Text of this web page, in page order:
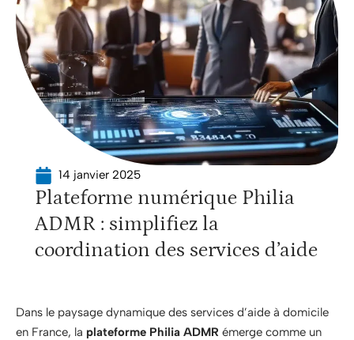
14 janvier 2025
Plateforme numérique Philia
ADMR : simplifiez la
coordination des services d’aide
Dans le paysage dynamique des services d’aide à domicile
en France, la plateforme Philia ADMR émerge comme un